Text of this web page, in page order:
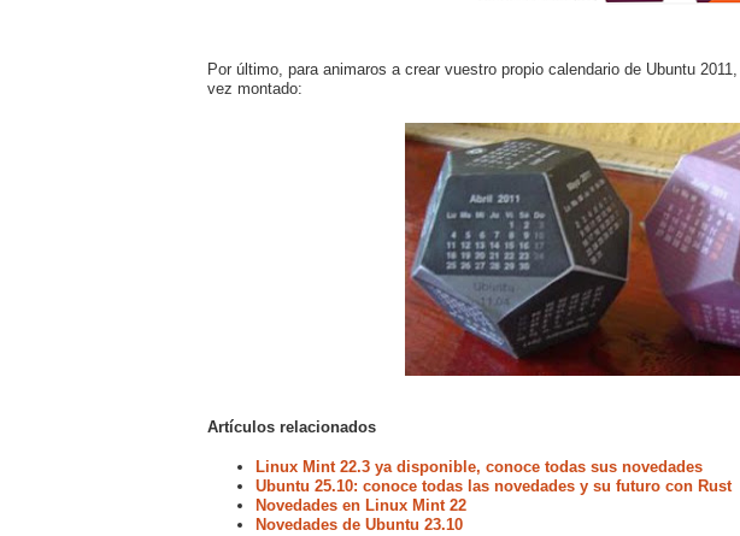
Por último, para animaros a crear vuestro propio calendario de Ubuntu
vez montado:
Artículos relacionados
Linux Mint 22.3 ya disponible, conoce todas sus novedades
Ubuntu 25.10: conoce todas las novedades y su futuro con Rust
Novedades en Linux Mint 22
Novedades de Ubuntu 23.10